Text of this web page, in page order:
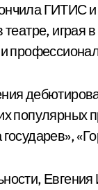
ГИТИС
театре,
популярных